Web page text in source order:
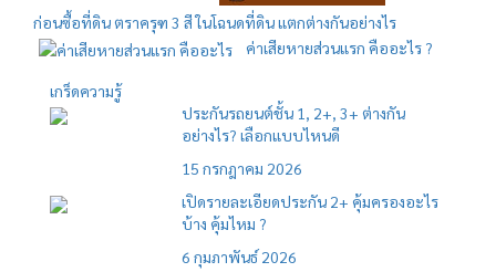
ก่อนซื้อที่ดิน ตราครุฑ 3 สี ในโฉนดที่ดิน แตกต่างกันอย่างไร
ค่าเสียหายส่วนแรก คืออะไร ?
เกร็ดความรู้
ประกันรถยนต์ชั้น 1, 2+, 3+ ต่างกัน
อย่างไร? เลือกแบบไหนดี
15 กรกฎาคม 2026
เปิดรายละเอียดประกัน 2+ คุ้มครองอะไร
บ้าง คุ้มไหม ?
6 กุมภาพันธ์ 2026